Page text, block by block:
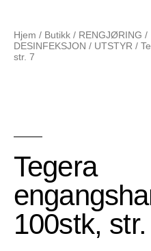
Hjem / Butikk / RENGJØRING /
DESINFEKSJON / UTSTYR /
str. 7
Tegera
100stk,